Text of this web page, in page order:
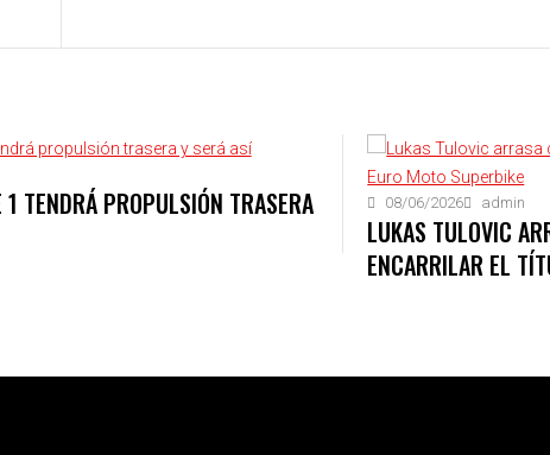
TENDRÁ PROPULSIÓN TRASERA
08/06/2026 admin
LUKAS TULOVIC
ENCARRILAR EL